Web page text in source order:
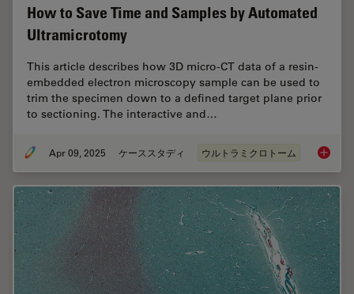
How to Save Time and Samples by Automated
Ultramicrotomy
This article describes how 3D micro-CT data of a resin-
embedded electron microscopy sample can be used to
trim the specimen down to a defined target plane prior
to sectioning. The interactive and…
Apr 09, 2025 ケーススタディ ウルトラミクロトーム How to